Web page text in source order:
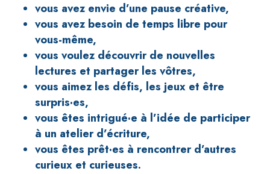
vous avez envie d’une pause créative,
vous avez besoin de temps libre pour
vous-même,
vous voulez découvrir de nouvelles
lectures et partager les vôtres,
vous aimez les défis, les jeux et être
surpris·es,
vous êtes intrigué·e à l’idée de participer
à un atelier d’écriture,
vous êtes prêt·es à rencontrer d’autres
curieux et curieuses.